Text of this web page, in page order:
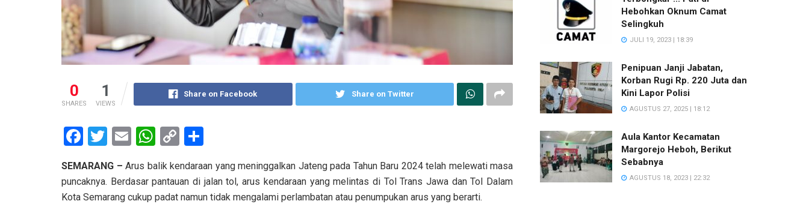
0
SHARES
1
VIEWS
Share on Facebook Share on Twitter
F
ce
b
T
tt
er
E
ail
W
at
s
C
py
Li
ar
e
SEMARANG – Arus balik kendaraan yang meninggalkan Jateng pada Tahun Baru 2024 telah melewati masa
puncaknya. Berdasar pantauan di jalan tol, arus kendaraan yang melintas di Tol Trans Jawa dan Tol Dalam
Kota Semarang cukup padat namun tidak mengalami perlambatan atau penumpukan arus yang berarti.
Hebohkan Oknum Camat
Selingkuh
JULI 19, 2023 | 18:39
Penipuan Janji Jabatan,
Korban Rugi Rp. 220 Juta dan
Kini Lapor Polisi
AGUSTUS 27, 2025 | 18:12
Aula Kantor Kecamatan
Margorejo Heboh, Berikut
Sebabnya
AGUSTUS 18, 2023 | 22:32